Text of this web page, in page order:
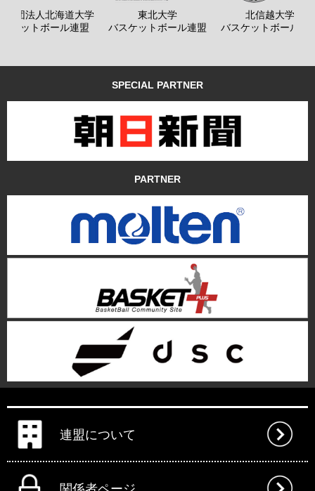
社団法人北海道大学
ケットボール連盟
東北大学
バスケットボール連盟
北信越大学
バスケットボール連
SPECIAL PARTNER
PARTNER
連盟について